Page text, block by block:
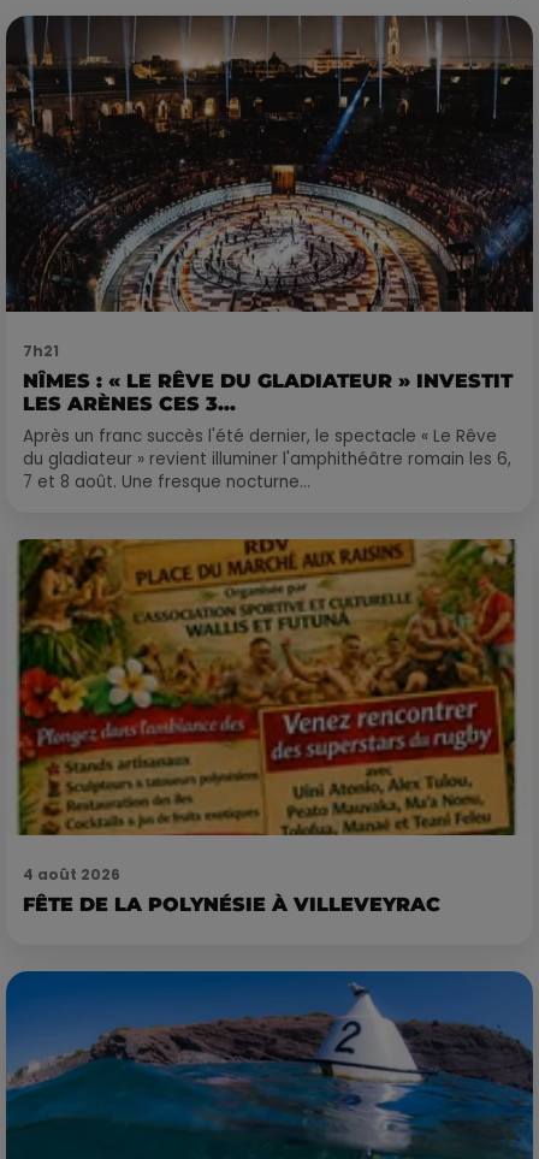
7h21
NÎMES : « LE RÊVE DU GLADIATEUR » INVESTIT
LES ARÈNES CES 3...
Après un franc succès l'été dernier, le spectacle « Le Rêve
du gladiateur » revient illuminer l'amphithéâtre romain les 6,
7 et 8 août. Une fresque nocturne...
4 août 2026
FÊTE DE LA POLYNÉSIE À VILLEVEYRAC